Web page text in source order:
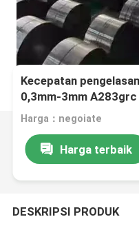
Kecepatan
0,3mm-3mm A283grc
Harga：negoiate
Harga terbaik
DESKRIPSI PRODUK